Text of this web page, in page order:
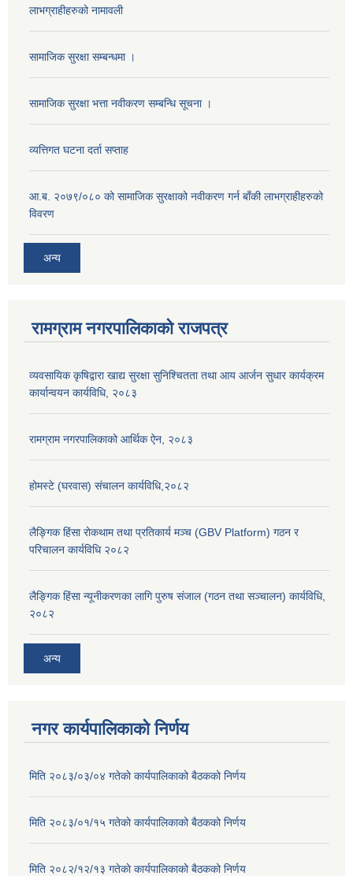
लाभग्राहीहरुको नामावली
सामाजिक सुरक्षा सम्बन्धमा ।
सामाजिक सुरक्षा भत्ता नवीकरण सम्बन्धि सूचना ।
व्यत्तिगत घटना दर्ता सप्ताह
आ.ब. २०७९/०८० को सामाजिक सुरक्षाको नवीकरण गर्न बाँकी लाभग्राहीहरुको
विवरण
अन्य
रामग्राम नगरपालिकाको राजपत्र
व्यवसायिक कृषिद्वारा खाद्य सुरक्षा सुनिश्चितता तथा आय आर्जन सुधार कार्यक्रम
कार्यान्वयन कार्यविधि, २०८३
रामग्राम नगरपालिकाको आर्थिक ऐन, २०८३
होमस्टे (घरवास) संचालन कार्यविधि,२०८२
लैङ्गिक हिंसा रोकथाम तथा प्रतिकार्य मञ्च (GBV Platform) गठन र
परिचालन कार्यविधि २०८२
लैङ्गिक हिंसा न्यूनीकरणका लागि पुरुष संजाल (गठन तथा सञ्चालन) कार्यविधि,
२०८२
अन्य
नगर कार्यपालिकाको निर्णय
मिति २०८३/०३/०४ गतेकाे कार्यपालिकाको बैठकको निर्णय
मिति २०८३/०१/१५ गतेकाे कार्यपालिकाको बैठकको निर्णय
मिति २०८२/१२/१३ गतेकाे कार्यपालिकाको बैठकको निर्णय